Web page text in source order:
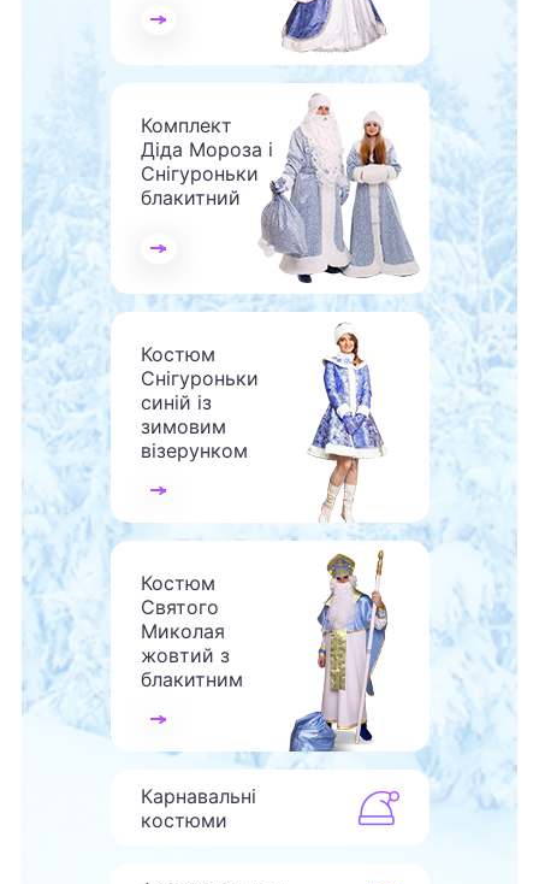
Комплект
Діда Мороза і
Снігуроньки
блакитний
Костюм
Снігуроньки
синій із
зимовим
візерунком
Костюм
Святого
Миколая
жовтий з
блакитним
Карнавальні
костюми